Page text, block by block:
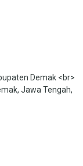
Demak <br>
Jawa Tengah,